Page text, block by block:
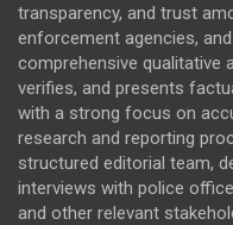
transparency, and trust
enforcement agencies,
comprehensive qualitative
verifies, and presents
with a strong focus on
research and reporting
structured editorial team,
interviews with police
and other relevant